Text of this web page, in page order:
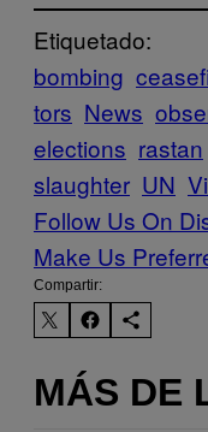
Etiquetado:
bombing
tors News
elections rastan
slaughter UN
Follow Us On
Make Us
Compartir:
MÁS DE